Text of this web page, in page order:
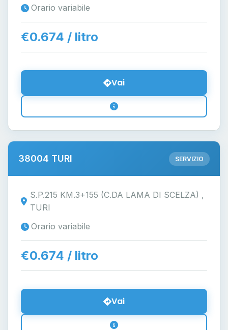
Orario variabile
€0.674 / litro
Vai
38004 TURI SERVIZIO
S.P.215 KM.3+155 (C.DA LAMA DI SCELZA) ,
TURI
Orario variabile
€0.674 / litro
Vai